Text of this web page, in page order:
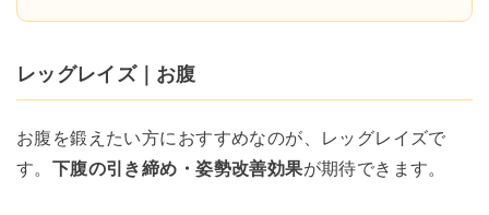
レッグレイズ｜お腹
お腹を鍛えたい方におすすめなのが、レッグレイズで
す。 下腹の引き締め・姿勢改善効果が期待できます。